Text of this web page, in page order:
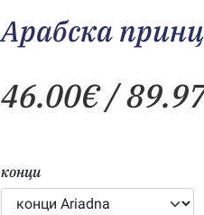
Арабска
46.00€/
конци